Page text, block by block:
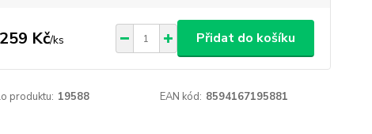
259 Kč/ks Přidat do košíku
produktu: 19588 EAN kód: 8594167195881